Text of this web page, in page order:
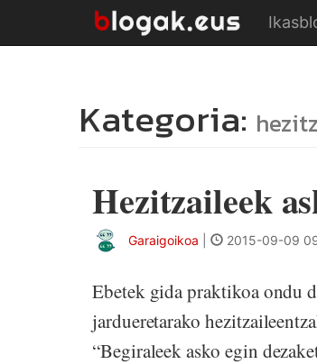
Kategoria:
Hezitzaileek
Garaigoikoa 2015-09-09
Ebetek gida praktikoa ondu
jardueretarako
“Begiraleek asko egin